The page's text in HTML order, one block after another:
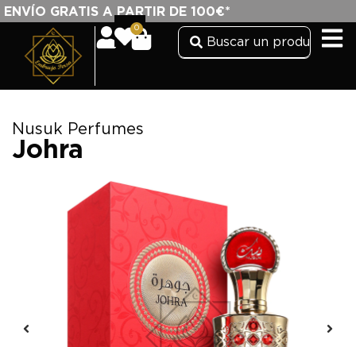
ENVÍO GRATIS A PARTIR DE 100€*
0
Nusuk Perfumes
Johra